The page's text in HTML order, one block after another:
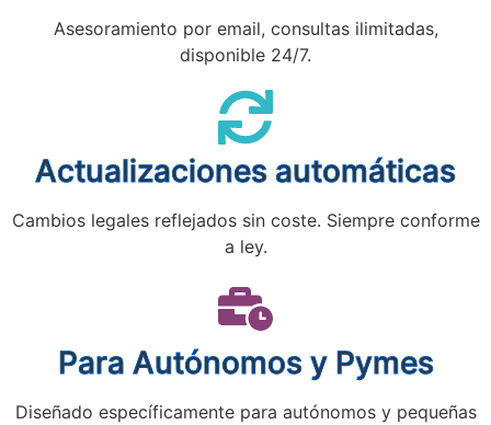
Asesoramiento por email, consultas ilimitadas,
disponible 24/7.
Actualizaciones automáticas
Cambios legales reflejados sin coste. Siempre conforme
a ley.
Para Autónomos y Pymes
Diseñado específicamente para autónomos y pequeñas